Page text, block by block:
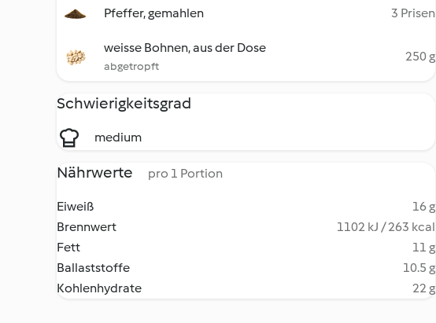
Pfeffer, gemahlen 3 Prisen
weisse Bohnen, aus der Dose
abgetropft
250 g
Schwierigkeitsgrad
medium
Nährwerte pro 1 Portion
Eiweiß
16 g
Brennwert
1102 kJ / 263 kcal
Fett
11 g
Ballaststoffe
10.5 g
Kohlenhydrate
22 g